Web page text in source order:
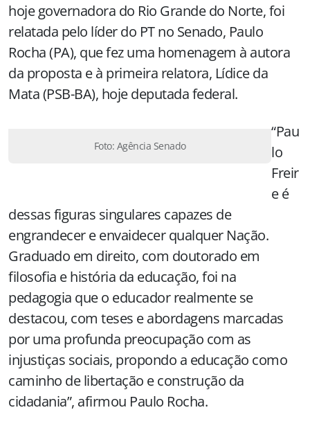
hoje governadora do Rio Grande do Norte, foi
relatada pelo líder do PT no Senado, Paulo
Rocha (PA), que fez uma homenagem à autora
da proposta e à primeira relatora, Lídice da
Mata (PSB-BA), hoje deputada federal.
Foto: Agência Senado
“Pau
lo
Freir
e é
dessas figuras singulares capazes de
engrandecer e envaidecer qualquer Nação.
Graduado em direito, com doutorado em
filosofia e história da educação, foi na
pedagogia que o educador realmente se
destacou, com teses e abordagens marcadas
por uma profunda preocupação com as
injustiças sociais, propondo a educação como
caminho de libertação e construção da
cidadania”, afirmou Paulo Rocha.